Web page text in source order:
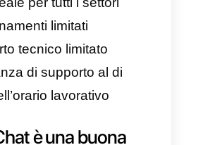
Olark Chat offre
benefici per coloro
migliorare le loro
e fornire un servizio